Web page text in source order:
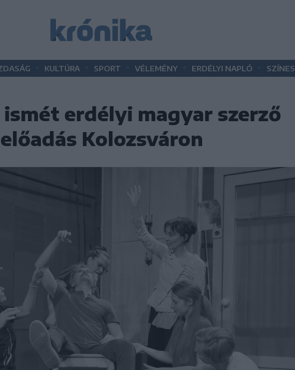
KULTÚRA SPORT VÉLEMÉNY ERDÉLYI NAPLÓ SZÍNES
erdélyi magyar szerző
Kolozsváron